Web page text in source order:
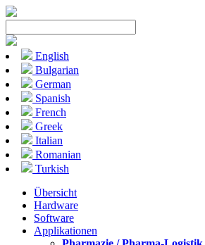
English
Bulgarian
German
Spanish
French
Greek
Italian
Romanian
Turkish
Übersicht
Hardware
Software
Applikationen